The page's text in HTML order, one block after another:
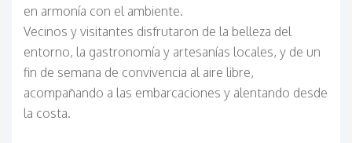
en armonía con el ambiente.
Vecinos y visitantes disfrutaron de la belleza del
entorno, la gastronomía y artesanías locales, y de un
fin de semana de convivencia al aire libre,
acompañando a las embarcaciones y alentando desde
la costa.